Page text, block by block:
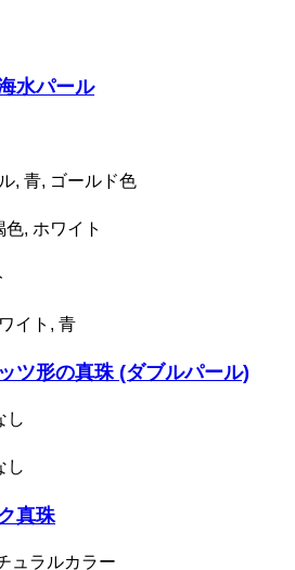
水パール
, 青, ゴールド色
色, ホワイト
イト, 青
ッツ形の真珠 (ダブルパール)
し
し
真珠
ュラルカラー